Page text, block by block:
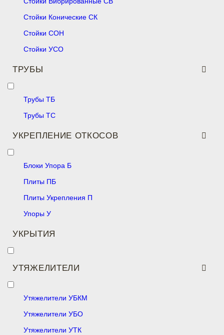
Стойки Конические СК
Стойки СОН
Стойки УСО
ТРУБЫ
Трубы ТБ
Трубы ТС
УКРЕПЛЕНИЕ ОТКОСОВ
Блоки Упора Б
Плиты ПБ
Плиты Укрепления П
Упоры У
УКРЫТИЯ
УТЯЖЕЛИТЕЛИ
Утяжелители УБКМ
Утяжелители УБО
Утяжелители УТК